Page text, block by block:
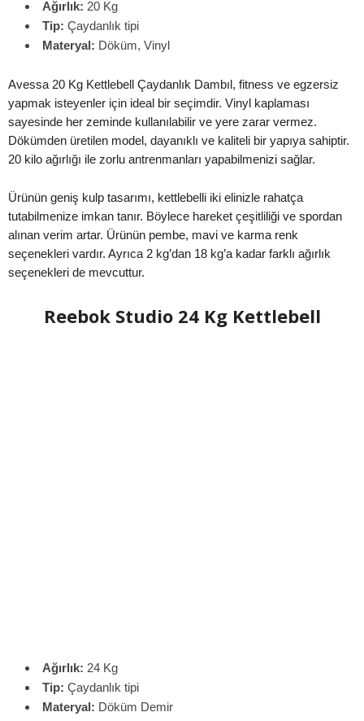
Ağırlık: 20 Kg
Tip: Çaydanlık tipi
Materyal: Döküm, Vinyl
Avessa 20 Kg Kettlebell Çaydanlık Dambıl, fitness ve egzersiz
yapmak isteyenler için ideal bir seçimdir. Vinyl kaplaması
sayesinde her zeminde kullanılabilir ve yere zarar vermez.
Dökümden üretilen model, dayanıklı ve kaliteli bir yapıya sahiptir.
20 kilo ağırlığı ile zorlu antrenmanları yapabilmenizi sağlar.
Ürünün geniş kulp tasarımı, kettlebelli iki elinizle rahatça
tutabilmenize imkan tanır. Böylece hareket çeşitliliği ve spordan
alınan verim artar. Ürünün pembe, mavi ve karma renk
seçenekleri vardır. Ayrıca 2 kg’dan 18 kg’a kadar farklı ağırlık
seçenekleri de mevcuttur.
Reebok Studio 24 Kg Kettlebell
Ağırlık: 24 Kg
Tip: Çaydanlık tipi
Materyal: Döküm Demir